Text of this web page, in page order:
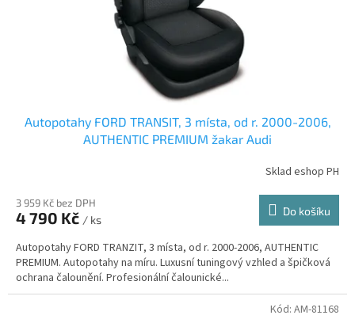
Autopotahy FORD TRANSIT, 3 místa, od r. 2000-2006,
AUTHENTIC PREMIUM žakar Audi
Sklad eshop PH
3 959 Kč bez DPH
4 790 Kč / ks
Do košíku
Autopotahy FORD TRANZIT, 3 místa, od r. 2000-2006, AUTHENTIC
PREMIUM. Autopotahy na míru. Luxusní tuningový vzhled a špičková
ochrana čalounění. Profesionální čalounické...
Kód: AM-81168